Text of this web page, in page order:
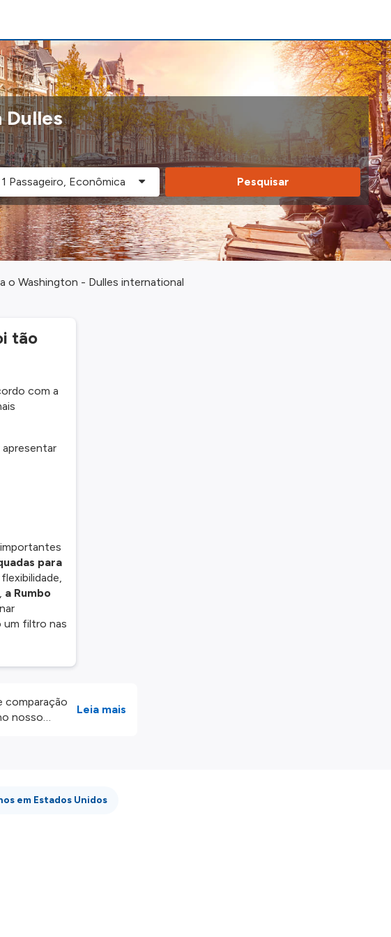
Dulles
Pesquisar
o Washington - Dulles international
tão
com a
apresentar
para
a Rumbo
um filtro nas
comparação
nosso
Leia mais
em Estados Unidos